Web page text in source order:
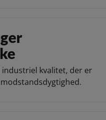
industriel kvalitet, der er